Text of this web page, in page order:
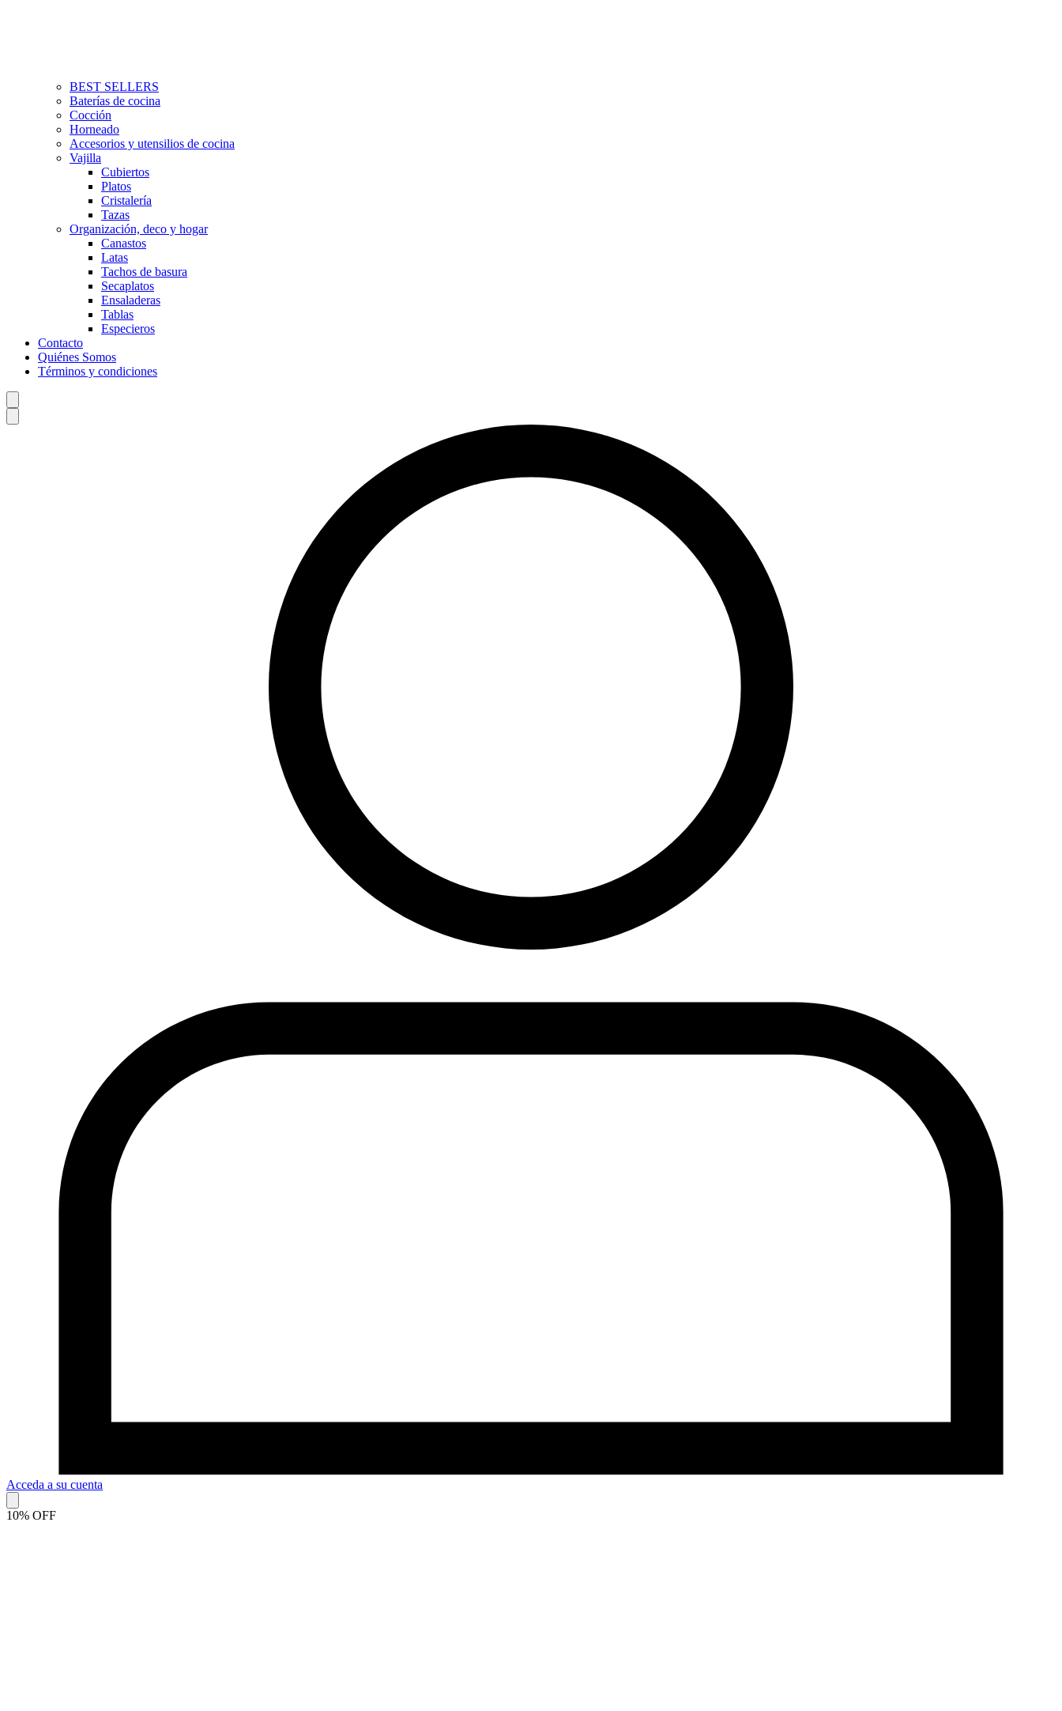
BEST SELLERS
Baterías de cocina
Cocción
Horneado
Accesorios y utensilios de cocina
Vajilla
Cubiertos
Platos
Cristalería
Tazas
Organización, deco y hogar
Canastos
Latas
Tachos de basura
Secaplatos
Ensaladeras
Tablas
Especieros
Contacto
Quiénes Somos
Términos y condiciones
Acceda a su cuenta
10% OFF